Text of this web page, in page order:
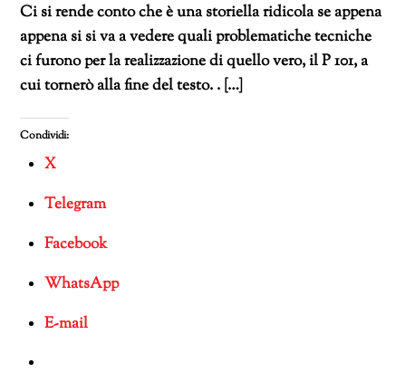
Ci si rende conto che è una storiella ridicola se appena
appena si si va a vedere quali problematiche tecniche
ci furono per la realizzazione di quello vero, il P 101, a
cui tornerò alla fine del testo. . […]
Condividi:
X
Telegram
Facebook
WhatsApp
E-mail